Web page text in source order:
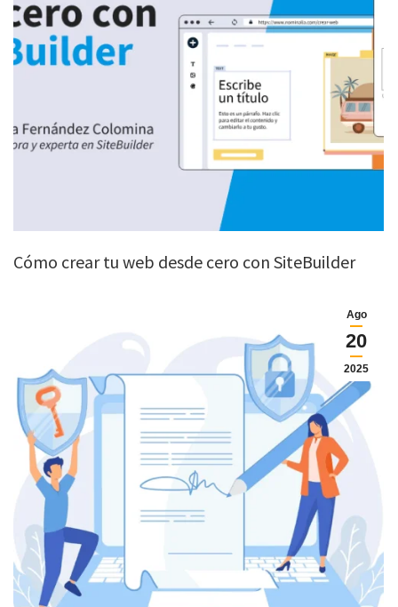
Cómo crear tu web desde cero con SiteBuilder
Ago
20
2025